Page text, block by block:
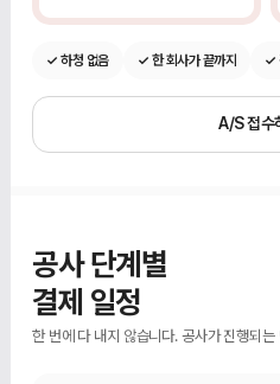
✓ 하청 없음 ✓ 한 회사가 끝까지 ✓
A/S 접수
공사 단계별
결제 일정
한 번에 다 내지 않습니다. 공사가 진행되